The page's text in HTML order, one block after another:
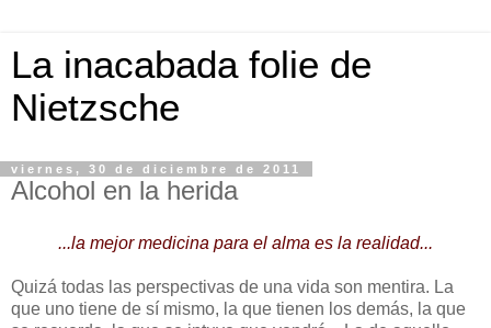
La inacabada folie de
Nietzsche
viernes, 30 de diciembre de 2011
Alcohol en la herida
...la mejor medicina para el alma es la realidad...
Quizá todas las perspectivas de una vida son mentira. La
que uno tiene de sí mismo, la que tienen los demás, la que